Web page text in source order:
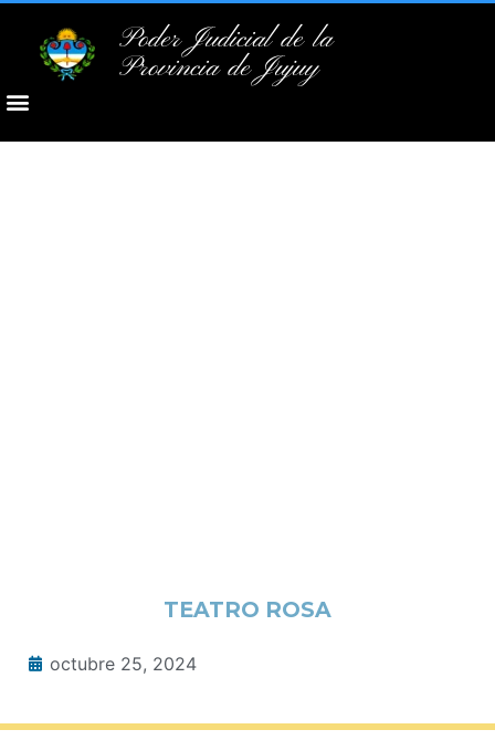
Poder Judicial de la
Provincia de Jujuy
TEATRO ROSA
octubre 25, 2024